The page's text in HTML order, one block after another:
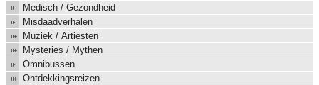
Medisch / Gezondheid
Misdaadverhalen
Muziek / Artiesten
Mysteries / Mythen
Omnibussen
Ontdekkingsreizen